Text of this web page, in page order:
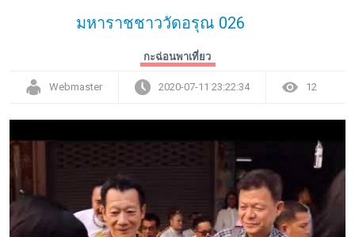
มหาราชชาววัดอรุณ 026
กะฉ่อนพาเที่ยว
Webmaster 2020-07-11 23:22:34 12